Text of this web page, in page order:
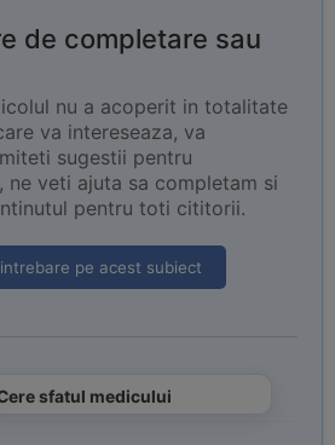
de completare sau
nu a acoperit in totalitate
va intereseaza, va
sugestii pentru
ne veti ajuta sa completam si
pentru toti cititorii.
pe acest subiect
sfatul medicului